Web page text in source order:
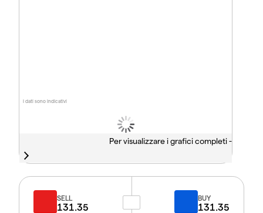
I dati sono indicativi
Per visualizzare i grafici completi -
SELL
131.35
BUY
131.35